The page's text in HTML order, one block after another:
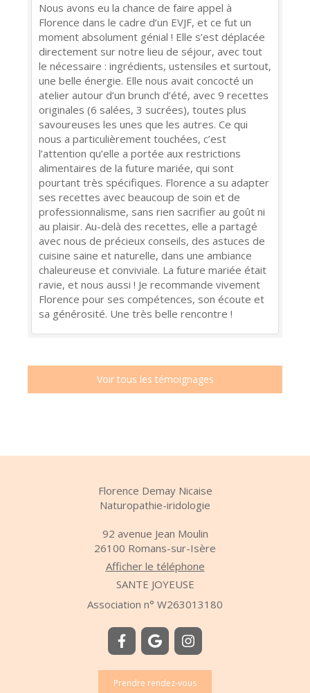
Nous avons eu la chance de faire appel à
Florence dans le cadre d’un EVJF, et ce fut un
moment absolument génial ! Elle s’est déplacée
directement sur notre lieu de séjour, avec tout
le nécessaire : ingrédients, ustensiles et surtout,
une belle énergie. Elle nous avait concocté un
atelier autour d’un brunch d’été, avec 9 recettes
originales (6 salées, 3 sucrées), toutes plus
savoureuses les unes que les autres. Ce qui
nous a particulièrement touchées, c’est
l’attention qu’elle a portée aux restrictions
alimentaires de la future mariée, qui sont
pourtant très spécifiques. Florence a su adapter
ses recettes avec beaucoup de soin et de
professionnalisme, sans rien sacrifier au goût ni
au plaisir. Au-delà des recettes, elle a partagé
avec nous de précieux conseils, des astuces de
cuisine saine et naturelle, dans une ambiance
chaleureuse et conviviale. La future mariée était
ravie, et nous aussi ! Je recommande vivement
Florence pour ses compétences, son écoute et
sa générosité. Une très belle rencontre !
Voir tous les témoignages
Florence Demay Nicaise
Naturopathie-iridologie
92 avenue Jean Moulin
26100 Romans-sur-Isère
Afficher le téléphone
SANTE JOYEUSE
Association n° W263013180
Prendre rendez-vous